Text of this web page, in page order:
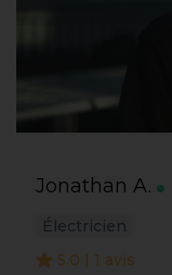
Jonathan A.
Électricien
5.0 | 1 avis